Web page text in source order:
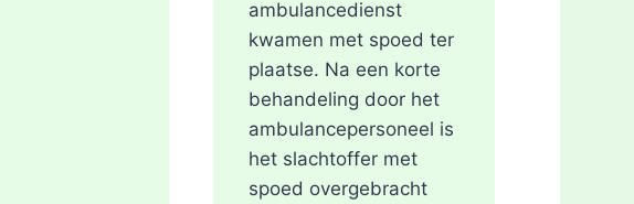
ambulancedienst
kwamen met spoed ter
plaatse. Na een korte
behandeling door het
ambulancepersoneel is
het slachtoffer met
spoed overgebracht